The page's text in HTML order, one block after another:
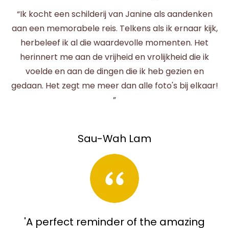
“Ik kocht een schilderij van Janine als aandenken
aan een memorabele reis. Telkens als ik ernaar kijk,
herbeleef ik al die waardevolle momenten. Het
herinnert me aan de vrijheid en vrolijkheid die ik
voelde en aan de dingen die ik heb gezien en
gedaan. Het zegt me meer dan alle foto's bij elkaar!
”
Sau-Wah Lam
'A perfect reminder of the amazing